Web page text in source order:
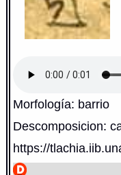
Morfología: barrio
Descomposicion:
https://